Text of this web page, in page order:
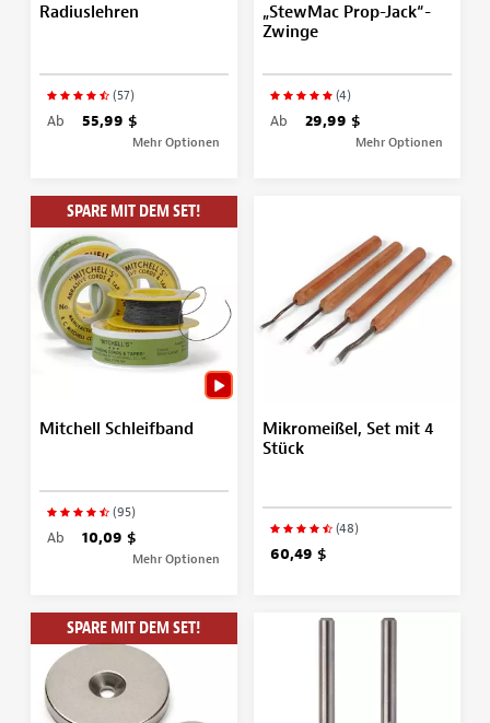
Radiuslehren
(57)
Ab 55,99 $
Mehr Optionen
„StewMac Prop-Jack“-
Zwinge
(4)
Ab 29,99 $
Mehr Optionen
SPARE MIT DEM SET!
Mitchell Schleifband
(95)
Ab 10,09 $
Mehr Optionen
Mikromeißel, Set mit 4
Stück
(48)
60,49 $
SPARE MIT DEM SET!